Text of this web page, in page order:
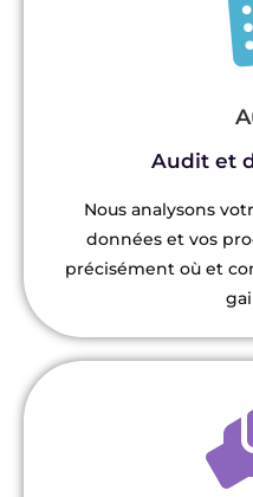
Audit et
Nous analysons
données et vos
précisément où et